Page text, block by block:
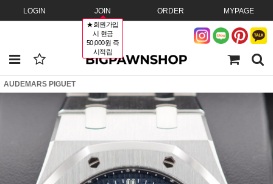
LOGIN JOIN
★회원가입
시 현금
50,000원 즉
시적립
ORDER MYPAGE
AUDEMARS PIGUET